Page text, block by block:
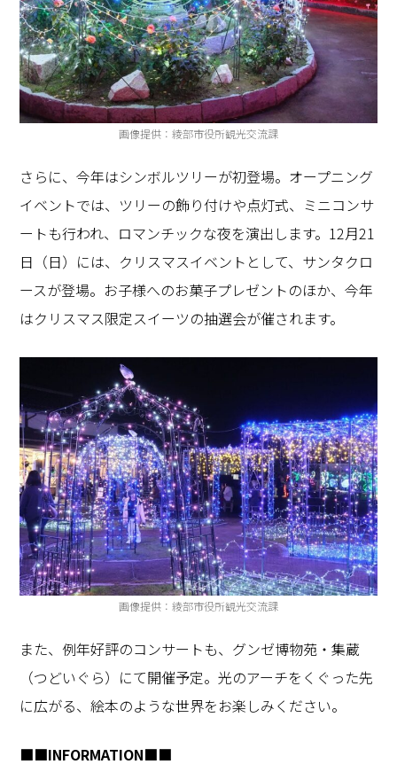
画像提供：綾部市役所観光交流課
さらに、今年はシンボルツリーが初登場。オープニング
イベントでは、ツリーの飾り付けや点灯式、ミニコンサ
ートも行われ、ロマンチックな夜を演出します。 12月21
日（日）には、クリスマスイベントとして、サンタクロ
ースが登場。お子様へのお菓子プレゼントのほか、今年
はクリスマス限定スイーツの抽選会が催されます。
画像提供：綾部市役所観光交流課
また、例年好評のコンサートも、グンゼ博物苑・集蔵
（つどいぐら）にて開催予定。光のアーチをくぐった先
に広がる、絵本のような世界をお楽しみください。
■■INFORMATION■■